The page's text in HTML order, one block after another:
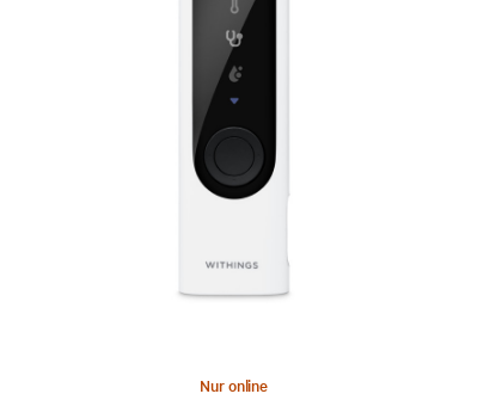
Zurück
Bild
-
Withings
BeamO
Gesundheitsscanner
Nur online